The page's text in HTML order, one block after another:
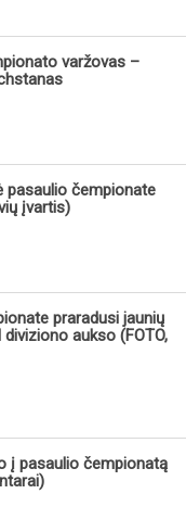
varžovas –
pasaulio čempionate
įvartis)
praradusi jaunių
aukso (FOTO,
į pasaulio čempionatą